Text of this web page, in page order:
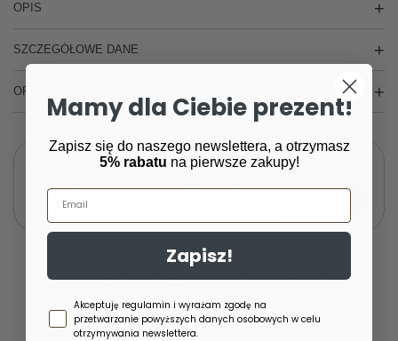
OPIS
SZCZEGÓŁOWE DANE
OPINIE
Potrzebujesz pomocy? Masz pytania?
dla innych.
INNE KLIENTKI KUPIŁY
RÓWNIEŻ:
Mamy dla Ciebie prezent!
Zapisz się do naszego newslettera, a otrzymasz
5% rabatu na pierwsze zakupy!
Email
Zapisz!
Zgoda newsletter
Akceptuję regulamin i wyrażam zgodę na
przetwarzanie powyższych danych osobowych w celu
otrzymywania newslettera.